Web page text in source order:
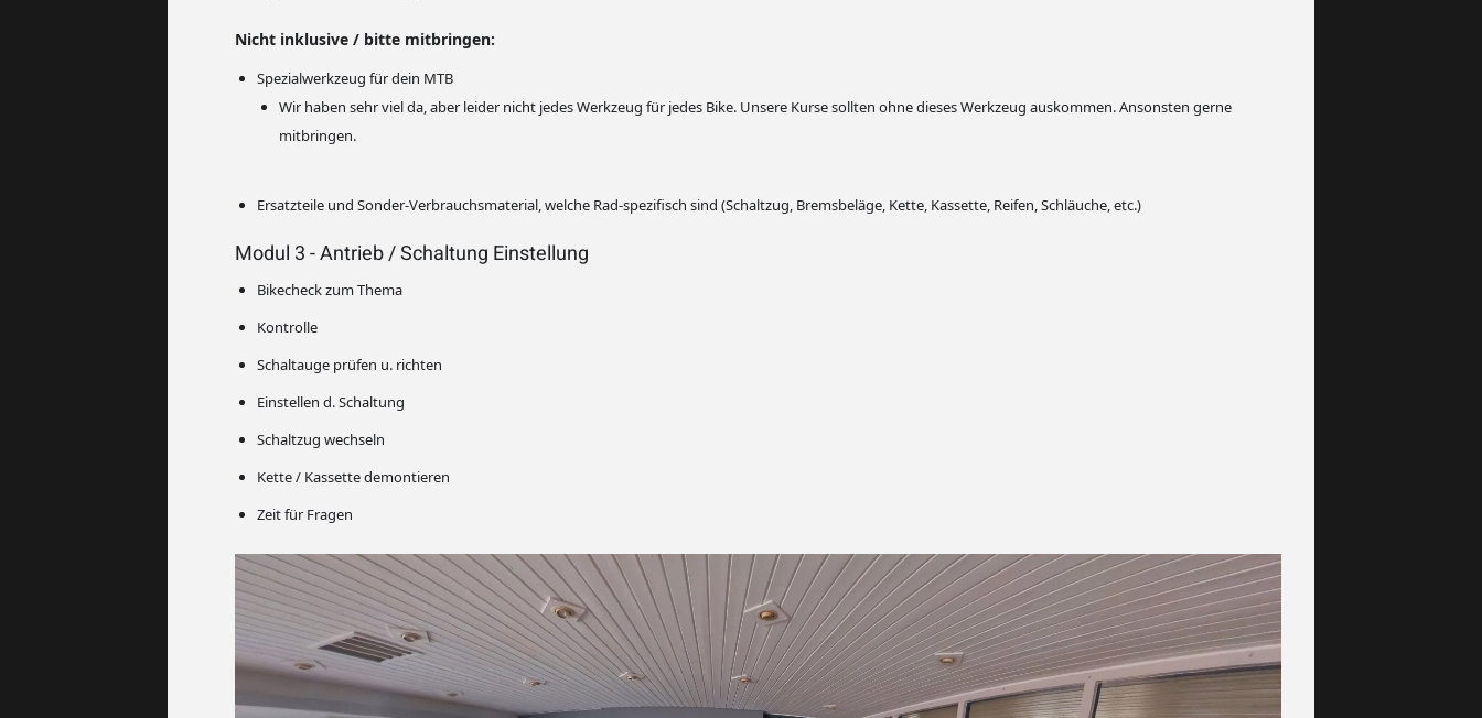
Nicht inklusive / bitte mitbringen:
Spezialwerkzeug für dein MTB
Wir haben sehr viel da, aber leider nicht jedes Werkzeug für jedes Bike. Unsere Kurse sollten ohne dieses Werkzeug auskommen. Ansonsten gerne
mitbringen.
Ersatzteile und Sonder-Verbrauchsmaterial, welche Rad-spezifisch sind (Schaltzug, Bremsbeläge, Kette, Kassette, Reifen, Schläuche, etc.)
Modul 3 - Antrieb / Schaltung Einstellung
Bikecheck zum Thema
Kontrolle
Schaltauge prüfen u. richten
Einstellen d. Schaltung
Schaltzug wechseln
Kette / Kassette demontieren
Zeit für Fragen